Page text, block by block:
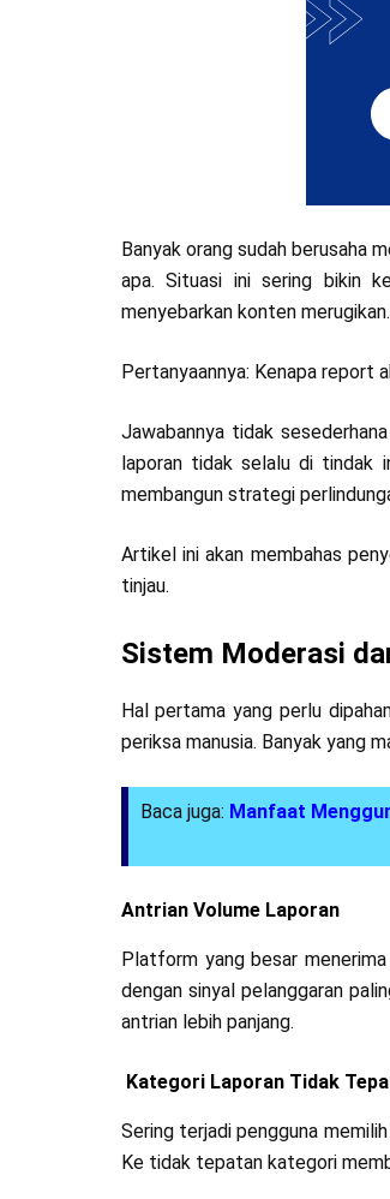
Banyak orang sudah berusaha
apa. Situasi ini sering bikin
menyebarkan konten merugikan.
Pertanyaannya: Kenapa report
Jawabannya tidak
laporan tidak selalu di tindak
membangun strategi
Artikel ini akan membahas
tinjau.
Sistem Moderasi
Hal pertama yang perlu
periksa manusia. Banyak yang
Baca juga: Manfaat
Antrian Volume Laporan
Platform yang besar
dengan sinyal pelanggaran
antrian lebih panjang.
Kategori Laporan Tidak
Sering terjadi pengguna
Ke tidak tepatan kategori